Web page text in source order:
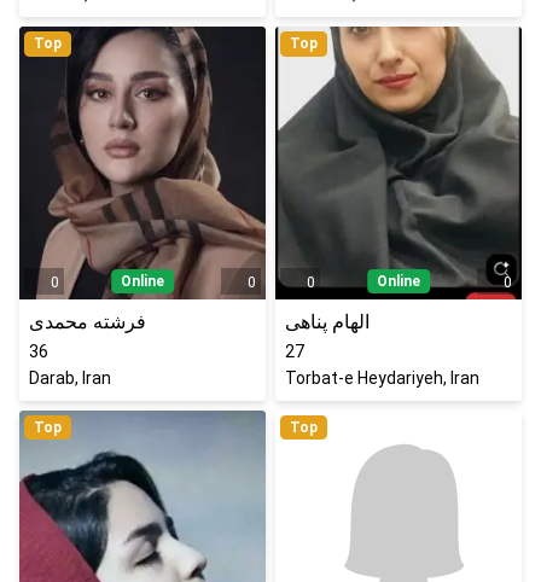
Top
0 Online 0
فرشته محمدی
36
Darab, Iran
Top
0 Online 0
الهام پناهی
27
Torbat-e Heydariyeh, Iran
Top Top